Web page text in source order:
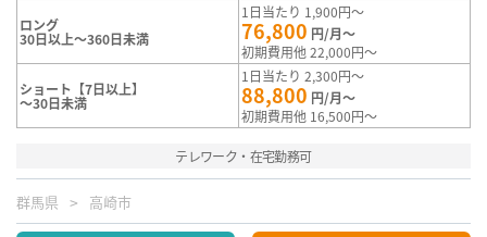
ロング
30日以上～360日未満
1日当たり 1,900円～
76,800 円/月～
初期費用他 22,000円～
ショート【7日以上】
～30日未満
1日当たり 2,300円～
88,800 円/月～
初期費用他 16,500円～
テレワーク・在宅勤務可
群馬県 高崎市